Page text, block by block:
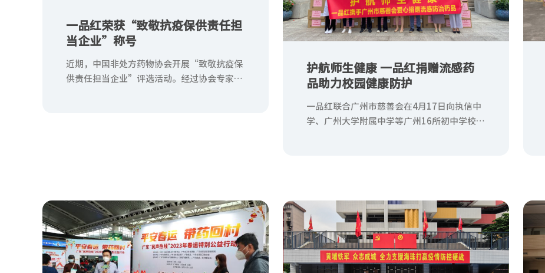
一品红荣获“致敬抗疫保供责任担
当企业”称号
近期，中国非处方药物协会开展“致敬抗疫保
供责任担当企业”评选活动。经过协会专家委
护航师生健康 一品红捐赠流感药
品助力校园健康防护
一品红联合广州市慈善会在4月17日向执信中
学、广州大学附属中学等广州16所初中学校捐